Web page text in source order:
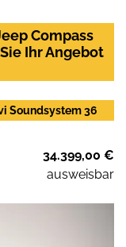
Compass
Ihr Angebot
Soundsystem 36
34.399,00 €
ausweisbar